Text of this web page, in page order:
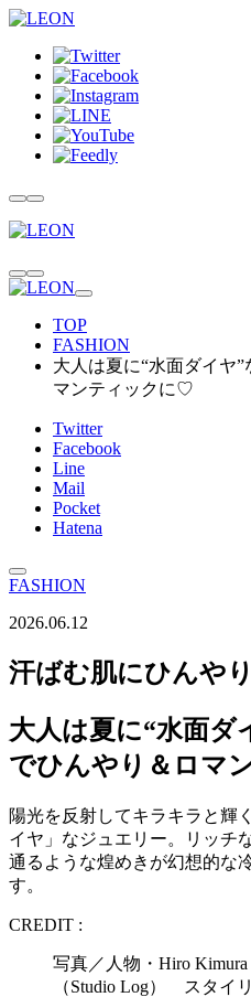
TOP
FASHION
大人は夏に“水面ダイヤ
マンティックに♡
Twitter
Facebook
Line
Mail
Pocket
Hatena
FASHION
2026.06.12
汗ばむ肌にひんや
大人は夏に“水面ダ
でひんやり＆ロマ
陽光を反射してキラキラと輝
イヤ」なジュエリー。リッチ
通るような煌めきが幻想的な
す。
CREDIT :
写真／人物・Hiro
（Studio Log） スタイ